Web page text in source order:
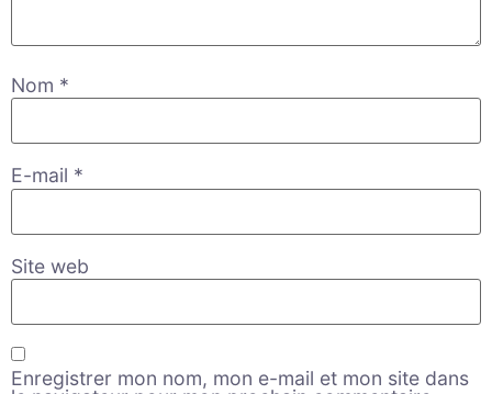
Nom *
E-mail *
Site web
Enregistrer mon nom, mon e-mail et mon site dans